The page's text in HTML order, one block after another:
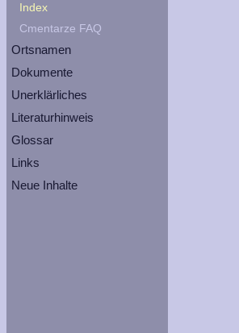
Index
Cmentarze FAQ
Ortsnamen
Dokumente
Unerklärliches
Literaturhinweis
Glossar
Links
Neue Inhalte